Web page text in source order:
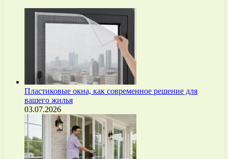
Пластиковые окна, как современное решение для
вашего жилья
03.07.2026